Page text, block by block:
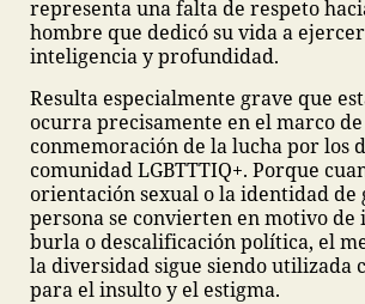
representa una falta de respeto
hombre que dedicó su vida a
inteligencia y profundidad.
Resulta especialmente grave que
ocurra precisamente en el marco
conmemoración de la lucha por los
comunidad LGBTTTIQ+. Porque
orientación sexual o la identidad de
persona se convierten en motivo de
burla o descalificación política, el
la diversidad sigue siendo utilizada
para el insulto y el estigma.